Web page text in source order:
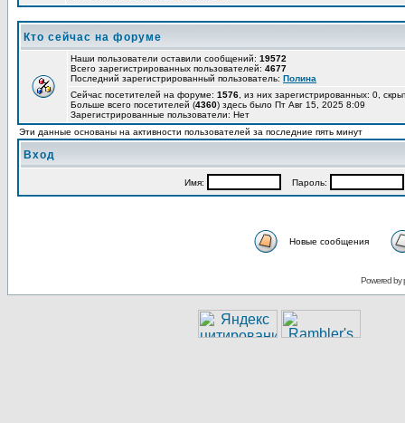
Кто сейчас на форуме
Наши пользователи оставили сообщений: 19572
Всего зарегистрированных пользователей: 4677
Последний зарегистрированный пользователь: Полина
Сейчас посетителей на форуме: 1576 , из них зарегистрированных: 0,
Больше всего посетителей (4360) здесь было Пт Авг 15, 2025 8:09
Зарегистрированные пользователи: Нет
Эти данные основаны на активности пользователей за последние пять минут
Вход
Имя: Пароль:
Новые сообщения
Powered by